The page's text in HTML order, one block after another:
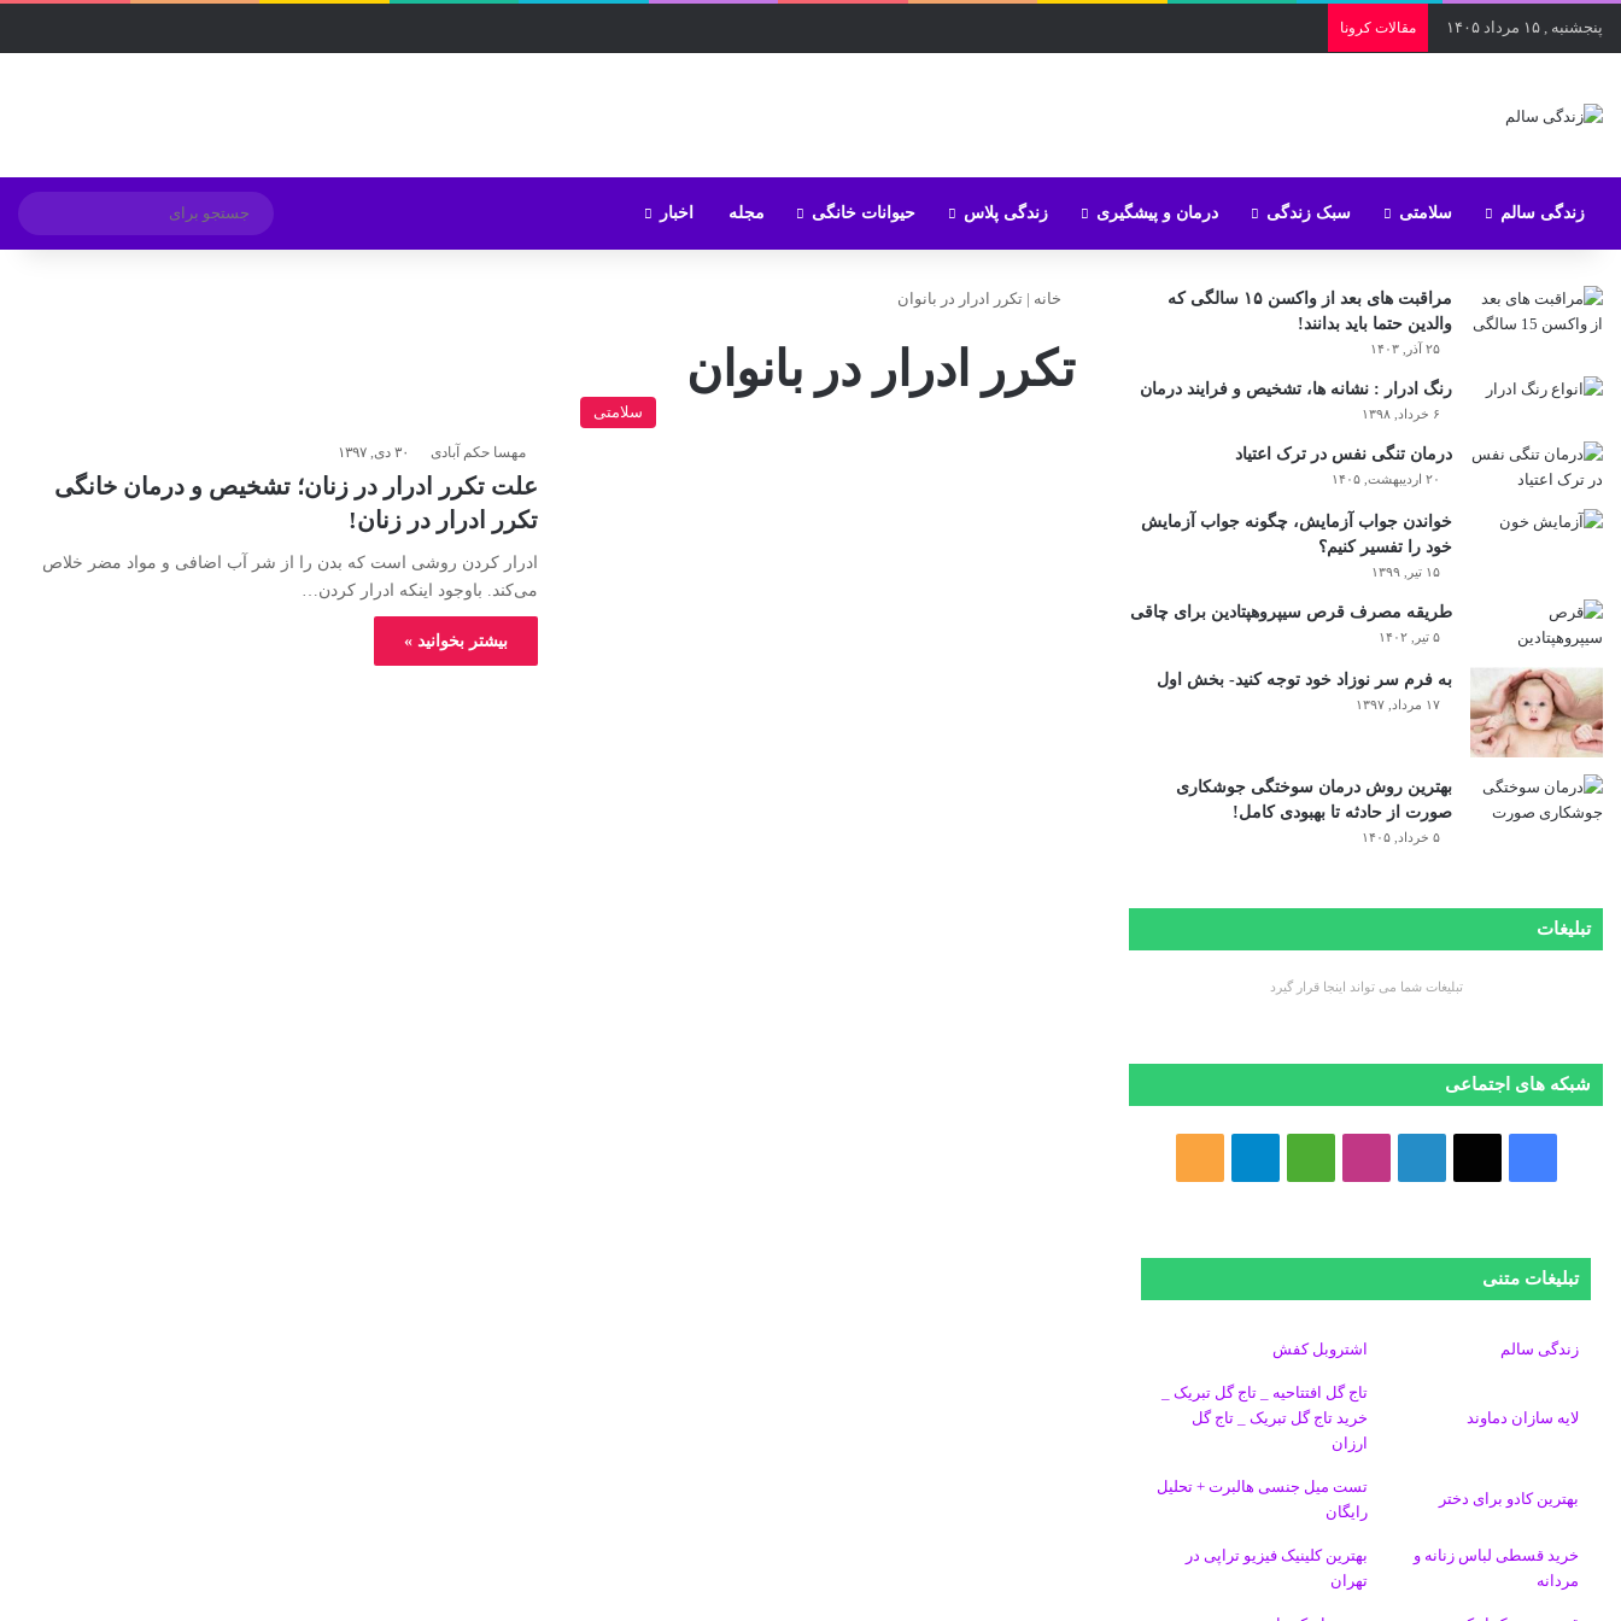
پنجشنبه , ۱۵ مرداد ۱۴۰۵ مقالات کرونا
زندگی سالم سلامتی سبک زندگی درمان و پیشگیری زندگی پلاس حیوانات خانگی مجله اخبار تغییر پوسته
برای
خانه | تکرر ادرار در بانوان
تکرر ادرار در بانوان
سلامتی
مهسا حکم آبادی ۳۰ دی, ۱۳۹۷
علت تکرر ادرار در زنان؛ تشخیص و درمان خانگی
تکرر ادرار در زنان!
ادرار کردن روشی است که بدن را از شر آب اضافی و مواد مضر خلاص
می‌کند. باوجود اینکه ادرار کردن…
بیشتر بخوانید »
مراقبت های بعد از واکسن ۱۵ سالگی که
والدین حتما باید بدانند!
۲۵ آذر, ۱۴۰۳
رنگ ادرار : نشانه ها، تشخیص و فرایند درمان
۶ خرداد, ۱۳۹۸
درمان تنگی نفس در ترک اعتیاد
۲۰ اردیبهشت, ۱۴۰۵
خواندن جواب آزمایش، چگونه جواب آزمایش
خود را تفسیر کنیم؟
۱۵ تیر, ۱۳۹۹
طریقه مصرف قرص سیپروهپتادین برای چاقی
۵ تیر, ۱۴۰۲
به فرم سر نوزاد خود توجه کنید- بخش اول
۱۷ مرداد, ۱۳۹۷
بهترین روش درمان سوختگی جوشکاری
صورت از حادثه تا بهبودی کامل!
۵ خرداد, ۱۴۰۵
تبلیغات
تبلیغات شما می تواند اینجا قرار گیرد
شبکه های اجتماعی
س
ب
و
ک
س
ن
ک
ن
س
ت
ا
گ
ر
م
d
i
u
m
گ
ر
م
ر
ا
تبلیغات متنی
زندگی سالم اشتروبل کفش
لایه سازان دماوند
تاج گل افتتاحیه _ تاج گل تبریک _
خرید تاج گل تبریک _ تاج گل
ارزان
بهترین کادو برای دختر
تست میل جنسی هالبرت + تحلیل
رایگان
خرید قسطی لباس زنانه و
مردانه
بهترین کلینیک فیزیو تراپی در
تهران